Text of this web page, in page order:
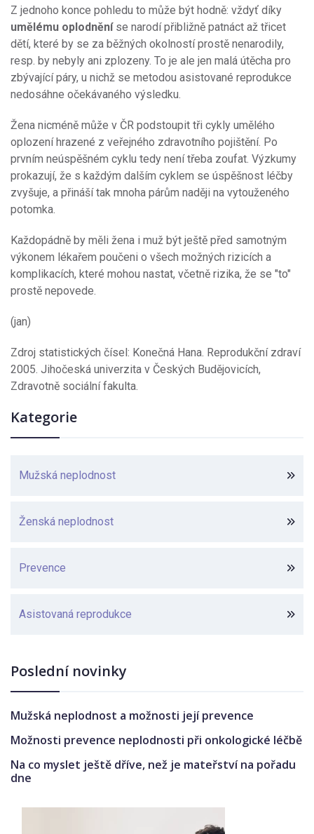
Z jednoho konce pohledu to může být hodně: vždyť díky
umělému oplodnění se narodí přibližně patnáct až třicet
dětí, které by se za běžných okolností prostě nenarodily,
resp. by nebyly ani zplozeny. To je ale jen malá útěcha pro
zbývající páry, u nichž se metodou asistované reprodukce
nedosáhne očekávaného výsledku.
Žena nicméně může v ČR podstoupit tři cykly umělého
oplození hrazené z veřejného zdravotního pojištění. Po
prvním neúspěšném cyklu tedy není třeba zoufat. Výzkumy
prokazují, že s každým dalším cyklem se úspěšnost léčby
zvyšuje, a přináší tak mnoha párům naději na vytouženého
potomka.
Každopádně by měli žena i muž být ještě před samotným
výkonem lékařem poučeni o všech možných rizicích a
komplikacích, které mohou nastat, včetně rizika, že se "to"
prostě nepovede.
(jan)
Zdroj statistických čísel: Konečná Hana. Reprodukční zdraví
2005. Jihočeská univerzita v Českých Budějovicích,
Zdravotně sociální fakulta.
Kategorie
Mužská neplodnost
Ženská neplodnost
Prevence
Asistovaná reprodukce
Poslední novinky
Mužská neplodnost a možnosti její prevence
Možnosti prevence neplodnosti při onkologické léčbě
Na co myslet ještě dříve, než je mateřství na pořadu
dne